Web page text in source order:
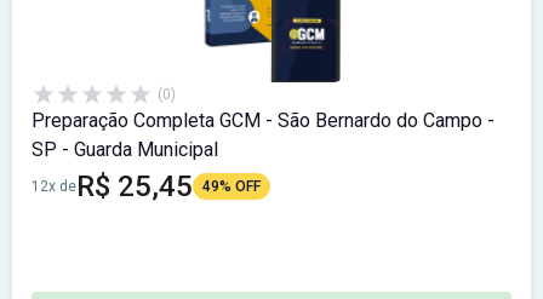
(0)
Preparação Completa GCM - São Bernardo do Campo -
SP - Guarda Municipal
12x deR$ 25,45 49% OFF